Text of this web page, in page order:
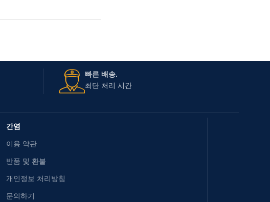
빠른 배송.
최단 처리 시간
간염
이용 약관
반품 및 환불
개인정보 처리방침
문의하기